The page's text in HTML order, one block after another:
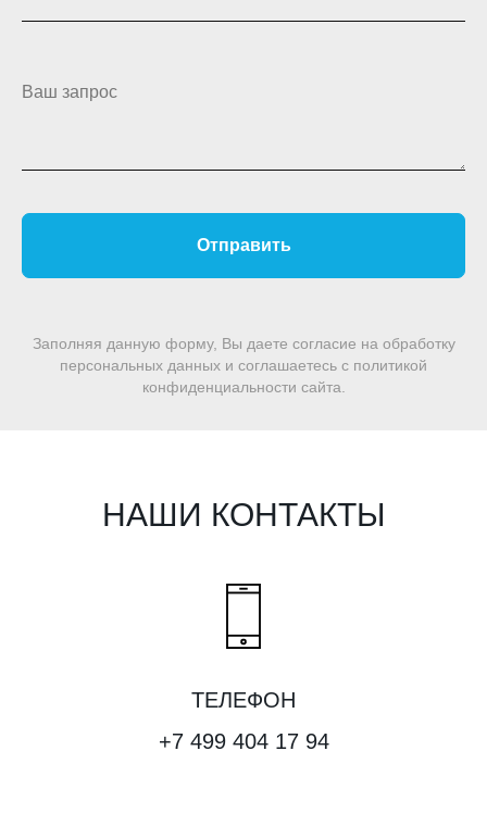
Ваш запрос
Отправить
Заполняя данную форму, Вы даете согласие на обработку
персональных данных и соглашаетесь c политикой
конфиденциальности сайта.
НАШИ КОНТАКТЫ
ТЕЛЕФОН
+7 499 404 17 94